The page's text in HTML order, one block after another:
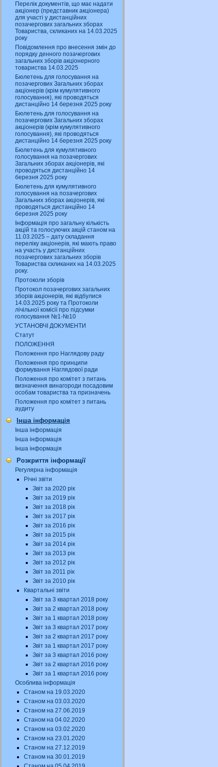
Перелік документів, що має надати
акціонер (представник акціонера)
для участі у дистанційних
позачергових загальних зборах
Товариства, скликаних на 14.03.2025
року
Повідомлення про внесення змін до
порядку денного позачергових
загальних зборів акціонерного
товариства 14.03.2025
Бюлетень для голосування на
позачергових Загальних зборах
акціонерів (крім кумулятивного
голосування), які проводяться
дистанційно 14 березня 2025 року
Бюлетень для голосування на
позачергових Загальних зборах
акціонерів (крім кумулятивного
голосування), які проводяться
дистанційно 14 березня 2025 року
Бюлетень для кумулятивного
голосування на позачергових
Загальних зборах акціонерів, які
проводяться дистанційно 14
березня 2025 року
Бюлетень для кумулятивного
голосування на позачергових
Загальних зборах акціонерів, які
проводяться дистанційно 14
березня 2025 року
Інформація про загальну кількість
акцій та голосуючих акцій станом на
11.03.2025 – дату складання
переліку акціонерів, які мають право
на участь у дистанційних
позачергових загальних зборів
Товариства скликаних на 14.03.2025
року.
Протоколи зборів
Протокол позачергових загальних
зборів акціонерів, які відбулися
14.03.2025 року та Протоколи
лічільної комісії про підсумки
голосування №1-№10
УСТАНОВЧІ ДОКУМЕНТИ
Статут
ПОЛОЖЕННЯ
Положення про Наглядову раду
Положення про принципи
формування Наглядової ради
Положення про комітет з питань
визначення винагороди посадовим
особам товариства та призначень
Положення про комітет з питань
аудиту
Інша інформація
Інша інформація
Інша інформація
Інша інформація
Розкриття інформації
Регулярна інформація
Річні звіти
Звіт за 2020 рік
Звіт за 2019 рік
Звіт за 2018 рік
Звіт за 2017 рік
Звіт за 2016 рік
Звіт за 2015 рік
Звіт за 2014 рік
Звіт за 2013 рік
Звіт за 2012 рік
Звіт за 2011 рік
Звіт за 2010 рік
Квартальні звіти
Звіт за 3 квартал 2018 року
Звіт за 2 квартал 2018 року
Звіт за 1 квартал 2018 року
Звіт за 3 квартал 2017 року
Звіт за 2 квартал 2017 року
Звіт за 1 квартал 2017 року
Звіт за 3 квартал 2016 року
Звіт за 2 квартал 2016 року
Звіт за 1 квартал 2016 року
Особлива інформація
Станом на 19.03.2020
Станом на 03.03.2020
Станом на 27.06.2019
Станом на 04.02.2020
Станом на 03.02.2020
Станом на 23.01.2020
Станом на 27.12.2019
Станом на 30.01.2019